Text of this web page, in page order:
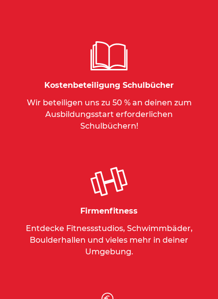
Kostenbeteiligung Schulbücher
Wir beteiligen uns zu 50 % an deinen zum
Ausbildungsstart erforderlichen
Schulbüchern!
Firmenfitness
Entdecke Fitnessstudios, Schwimmbäder,
Boulderhallen und vieles mehr in deiner
Umgebung.